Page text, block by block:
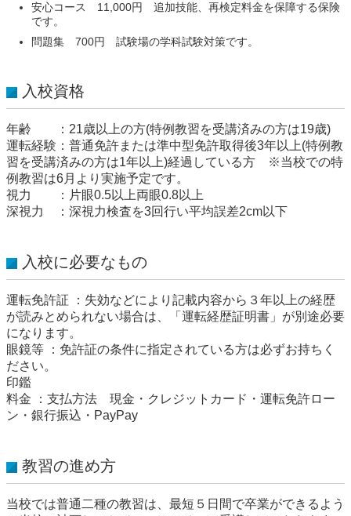
安心コース 11,000円 追加技能、再検定料金を保障する保険
です。
問題集 700円 試験場の学科試験対策です。
入校資格
年齢 ：21歳以上の方(特例教習を受講済みの方は19歳)
運転経験：普通免許または準中型免許取得後3年以上(特例教
習を受講済みの方は1年以上)経過している方 ※当校での特
例教習は6月より実施予定です。
視力 ：片眼0.5以上両眼0.8以上
深視力 ：深視力検査を3回行い平均誤差2cm以下
入校に必要なもの
運転免許証 ：失効などにより記載内容から３年以上の経歴
が読みとめられない場合は、「運転経歴証明書」が別途必要
になります。
眼鏡等 ：免許証の条件に指定されている方は必ずお持ちく
ださい。
印鑑
料金 ：支払方法 現金・クレジットカード・運転免許ロー
ン・銀行振込・PayPay
教習の進め方
当校では普通二種の教習は、最短５日間で卒業ができるよう